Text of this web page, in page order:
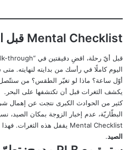
Mental Checklist قبل النزول للماء
اليوم كاملًا في رأسك من بدايته لنهايته.
أوّل ساعة؟ ماذا لو تغيّر الطقس؟ من ستتّصل
يكشف الثغرات قبل أن تكتشفها على البحر.
كثير من الحوادث الكبرى نتجت عن
البطّاريّة، عدم إخبار الزوجة بمكان الصيد،
Mental Checklist يقفل هذه الثغرات. فهذا جزء أصيل من
الصيد.